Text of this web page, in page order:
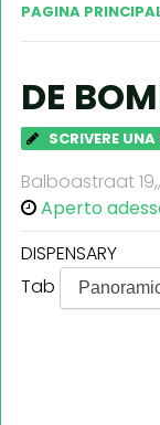
PAGINA
DE
SCRIVERE
Balboastraat
Aperto
DISPENSARY
Tab